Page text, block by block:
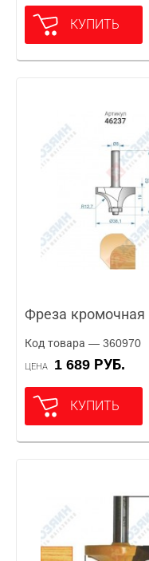
КУПИТЬ
Фреза кромочная
Код товара — 360970
ЦЕНА 1 689 РУБ.
КУПИТЬ